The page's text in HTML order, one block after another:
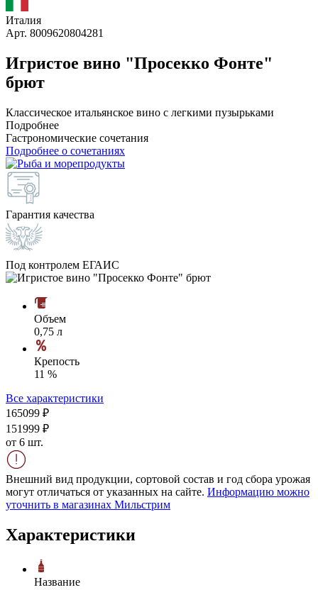
Италия
Арт. 8009620804281
Игристое вино "Просекко Фонте"
брют
Классическое итальянское вино с легкими пузырьками
Подробнее
Гастрономические сочетания
Подробнее о сочетаниях
Гарантия качества
Под контролем ЕГАИС
Объем
0,75 л
Крепость
11 %
Все характеристики
165099 ₽
151999 ₽
от 6 шт.
Внешний вид продукции, сортовой состав и год сбора урожая
могут отличаться от указанных на сайте. Информацию можно
уточнить в магазинах Мильстрим
Характеристики
Название